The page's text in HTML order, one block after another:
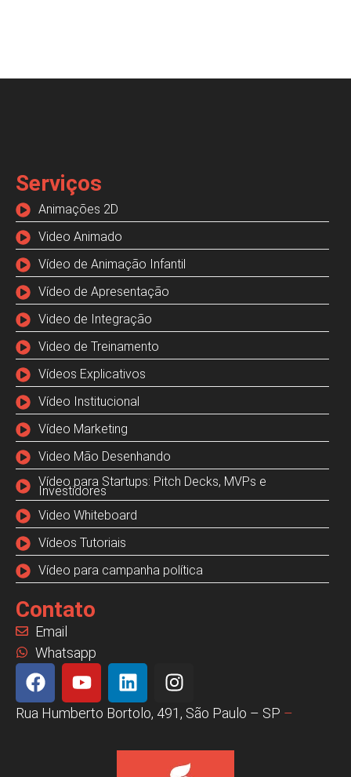
Serviços
Animações 2D
Video Animado
Vídeo de Animação Infantil
Vídeo de Apresentação
Video de Integração
Video de Treinamento
Vídeos Explicativos
Vídeo Institucional
Vídeo Marketing
Video Mão Desenhando
Vídeo para Startups: Pitch Decks, MVPs e
Investidores
Video Whiteboard
Vídeos Tutoriais
Vídeo para campanha política
Contato
Email
Whatsapp
Rua Humberto Bortolo, 491, São Paulo – SP –